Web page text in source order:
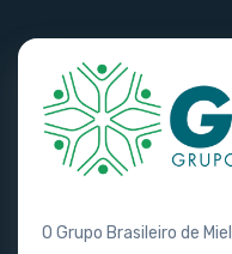
O Grupo Brasileiro de